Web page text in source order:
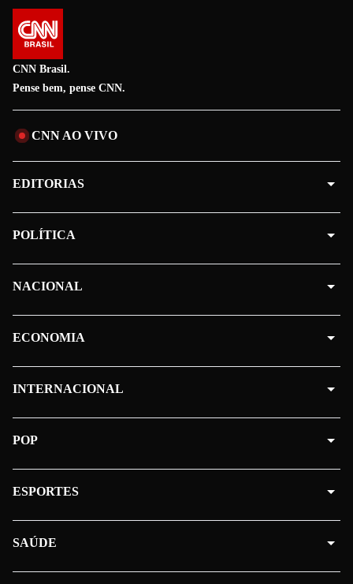
CNN Brasil.
Pense bem, pense CNN.
CNN AO VIVO
EDITORIAS
POLÍTICA
NACIONAL
ECONOMIA
INTERNACIONAL
POP
ESPORTES
SAÚDE